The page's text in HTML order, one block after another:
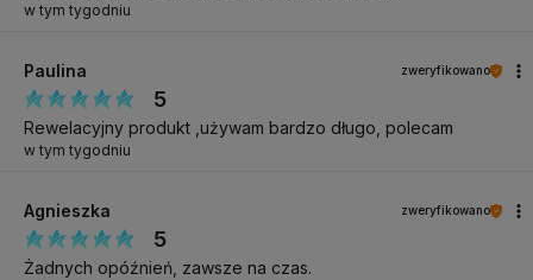
w tym tygodniu
Paulina zweryfikowano
5
Rewelacyjny produkt ,używam bardzo długo, polecam
w tym tygodniu
Agnieszka zweryfikowano
5
Żadnych opóźnień, zawsze na czas.